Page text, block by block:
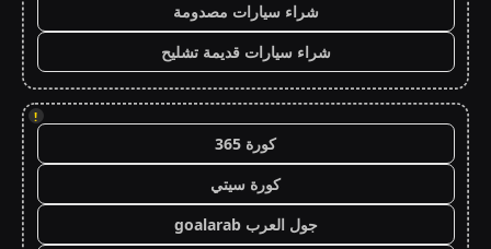
شراء سيارات مصدومة
شراء سيارات قديمة تشليح
!
كورة 365
كورة سيتي
جول العرب goalarab